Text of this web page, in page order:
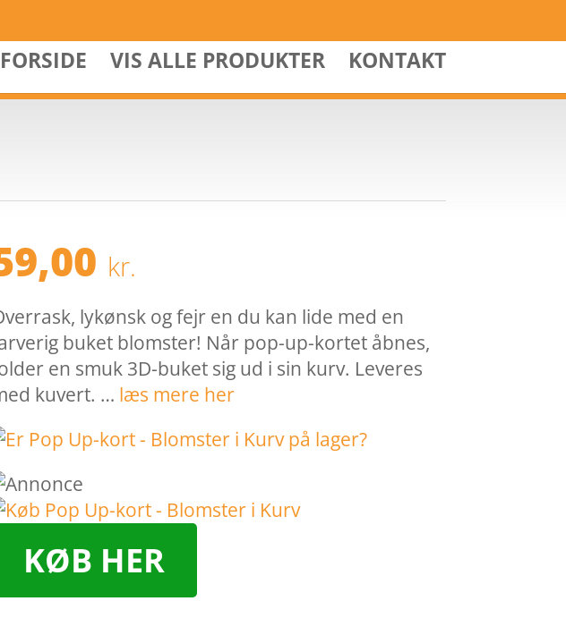
FORSIDE VIS ALLE PRODUKTER KONTAKT
kr.
lykønsk og fejr en du kan lide med en
buket blomster! Når pop-up-kortet åbnes,
en smuk 3D-buket sig ud i sin kurv. Leveres
kuvert. … læs mere her
KØB HER